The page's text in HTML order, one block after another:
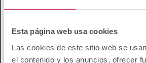
Esta página web usa cookies
Las cookies de este sitio web se
el contenido y los anuncios, ofrecer
COOKIES DE
PUBLICIDAD
COMPORTAMENTAL